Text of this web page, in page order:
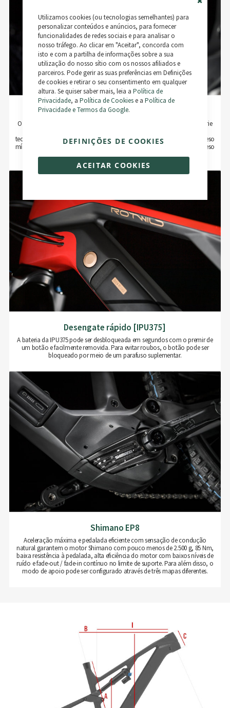
Utilizamos cookies (ou tecnologias semelhantes) para
personalizar conteúdos e anúncios, para fornecer
funcionalidades de redes sociais e para analisar o
nosso tráfego. Ao clicar em "Aceitar", concorda com
isto e com a partilha de informações sobre a sua
utilização do nosso sítio com os nossos afiliados e
parceiros. Pode gerir as suas preferências em Definições
de cookies e retirar o seu consentimento em qualquer
altura. Se quiser saber mais, leia a Política de
Privacidade, a Política de Cookiese a Política de
Privacidade e Termos da Google.
ACEITAR COOKIES
DEFINIÇÕES DE COOKIES
Rotwild IPU375
O armazenamento de energia específico para o grupo-alvo da nossa série
tecnologia de células de alto desempenho (tipo 21700/5.0 Ah) com um peso
mínimo e baixo de 1,9 kg, graças à caixa de carbono feita à mão com peso
Desengate rápido [IPU375]
A bateria da IPU375 pode ser desbloqueada em segundos com o premir de
um botão e facilmente removida. Para evitar roubos, o botão pode ser
bloqueado por meio de um parafuso suplementar.
Shimano EP8
Aceleração máxima e pedalada eficiente com sensação de condução
natural garantem o motor Shimano com pouco menos de 2.500 g, 85 Nm,
baixa resistência à pedalada, alta eficiência do motor com baixos níveis de
ruído e fade-out / fade-in contínuo no limite de suporte. Para além disso, o
modo de apoio pode ser configurado através de três mapas diferentes.